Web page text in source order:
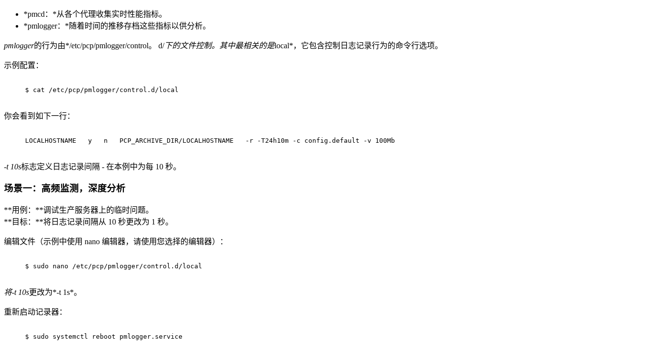
*pmcd：*从各个代理收集实时性能指标。
*pmlogger：*随着时间的推移存档这些指标以供分析。
pmlogger的行为由*/etc/pcp/pmlogger/control。 d/下的文件控制。其中最相关的是local*，它包含控制日志记录行为的命令行选项。
示例配置：
$ cat /etc/pcp/pmlogger/control.d/local
你会看到如下一行：
LOCALHOSTNAME	y   n	PCP_ARCHIVE_DIR/LOCALHOSTNAME	-r -T24h10m -c config.default -v 100Mb
-t 10s标志定义日志记录间隔 - 在本例中为每 10 秒。
场景一：高频监测，深度分析
**用例：**调试生产服务器上的临时问题。
**目标：**将日志记录间隔从 10 秒更改为 1 秒。
编辑文件（示例中使用 nano 编辑器，请使用您选择的编辑器）：
$ sudo nano /etc/pcp/pmlogger/control.d/local
将-t 10s更改为*-t 1s*。
重新启动记录器：
$ sudo systemctl reboot pmlogger.service